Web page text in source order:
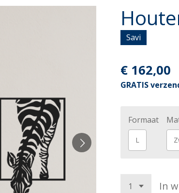
Savi
€ 162,00
GRATIS
Formaat
L
In